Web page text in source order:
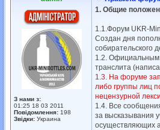
З нами з:
01:25 18 03 2011
Повідомлення: 198
Звідки: Украина
1. Общие
1.1.Форум UKR-
Создан дня
собирательского
1.2. Официальным
транслита
1.3. На форуме
либо группы лиц
нецензурной
1.4. Все
за высказывания
осуществляющих